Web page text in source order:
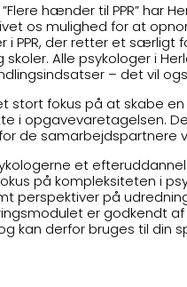
hænder til PPR” har
os mulighed for at
PPR, der retter et særligt
Alle psykologer i
– det vil
et stort fokus på at skabe
i opgavevaretagelsen.
de samarbejdspartnere
et
på kompleksiteten i
perspektiver på
er godkendt
kan derfor bruges til din